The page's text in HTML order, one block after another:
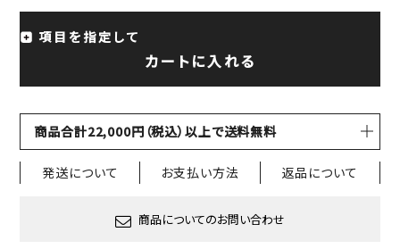
項目を指定して
カートに入れる
商品合計22,000円（税込）以上で送料無料
発送について お支払い方法 返品について
商品についてのお問い合わせ